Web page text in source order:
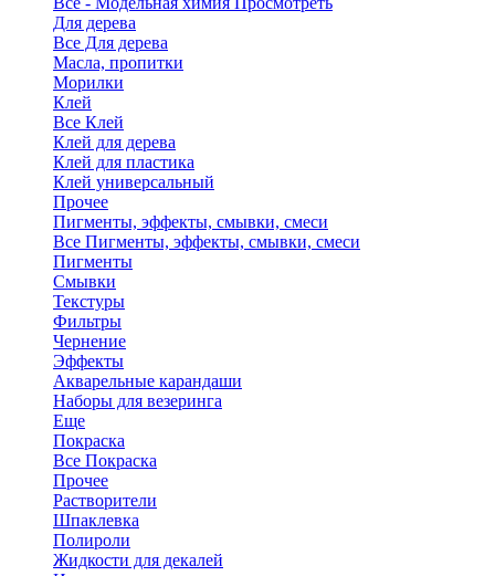
Для дерева
Все Для дерева
Масла, пропитки
Морилки
Клей
Все Клей
Клей для дерева
Клей для пластика
Клей универсальный
Прочее
Пигменты, эффекты, смывки, смеси
Все Пигменты, эффекты, смывки, смеси
Пигменты
Смывки
Текстуры
Фильтры
Чернение
Эффекты
Акварельные карандаши
Наборы для везеринга
Еще
Покраска
Все Покраска
Прочее
Растворители
Шпаклевка
Полироли
Жидкости для декалей